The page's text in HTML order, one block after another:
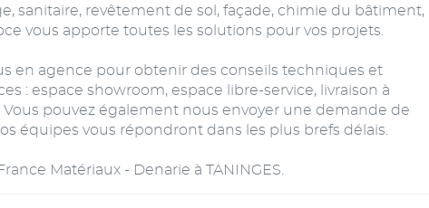
sanitaire, revêtement de sol, façade, chimie du bâtiment,
vous apporte toutes les solutions pour vos projets.
en agence pour obtenir des conseils techniques et
: espace showroom, espace libre-service, livraison à
Vous pouvez également nous envoyer une demande de
équipes vous répondront dans les plus brefs délais.
Matériaux - Denarie à TANINGES.